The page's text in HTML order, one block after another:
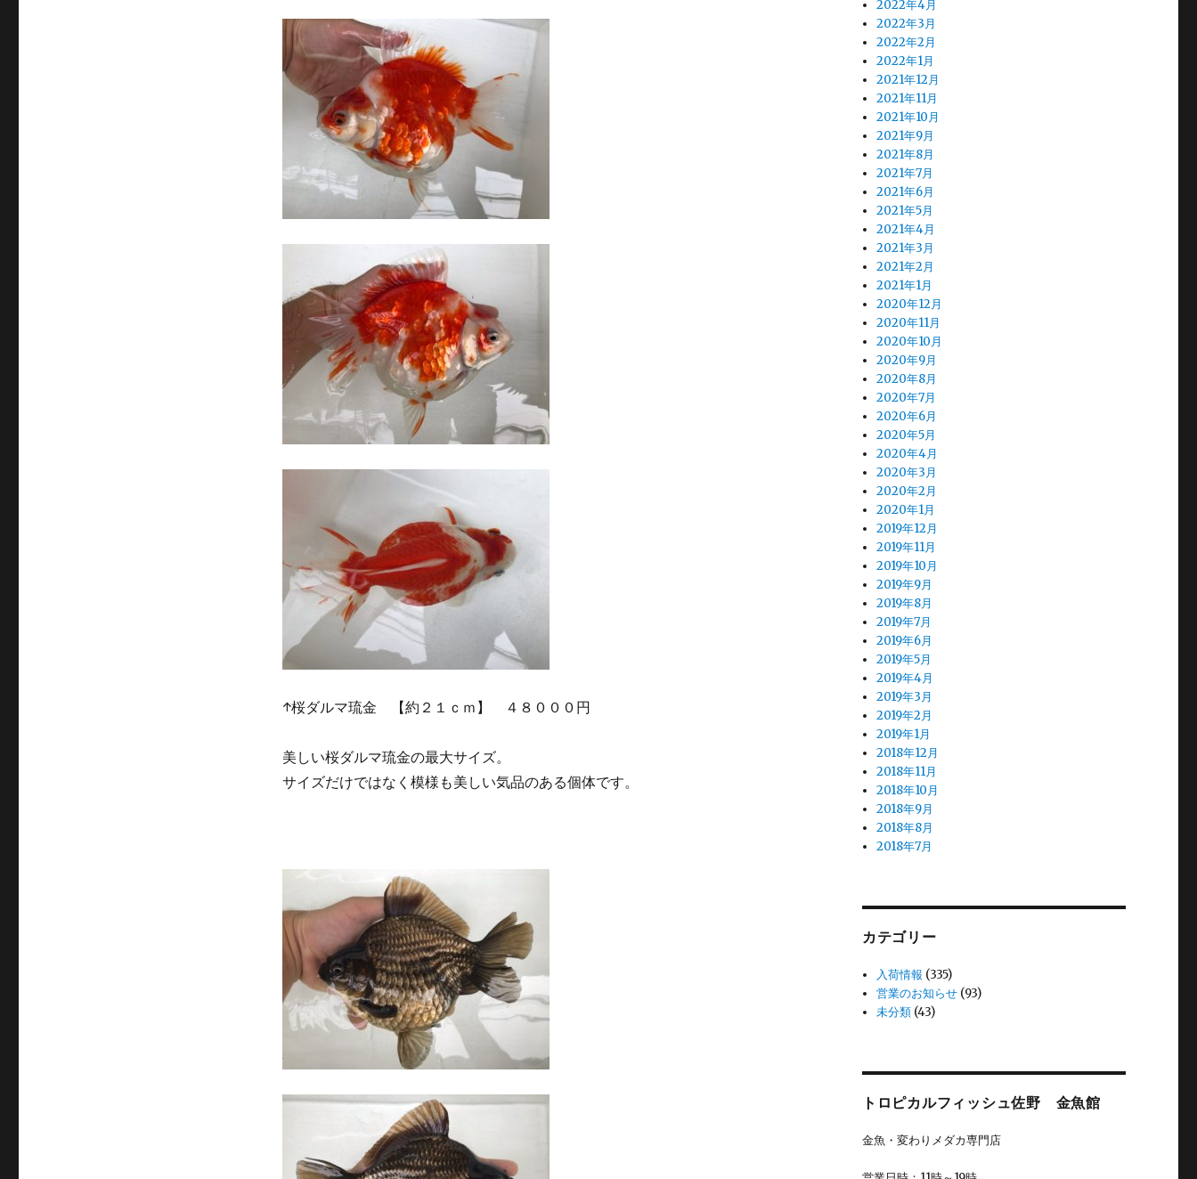
↑桜ダルマ琉金 【約２１ｃｍ】 ４８０００円
美しい桜ダルマ琉金の最大サイズ。
サイズだけではなく模様も美しい気品のある個体です。
2022年4月
2022年3月
2022年2月
2022年1月
2021年12月
2021年11月
2021年10月
2021年9月
2021年8月
2021年7月
2021年6月
2021年5月
2021年4月
2021年3月
2021年2月
2021年1月
2020年12月
2020年11月
2020年10月
2020年9月
2020年8月
2020年7月
2020年6月
2020年5月
2020年4月
2020年3月
2020年2月
2020年1月
2019年12月
2019年11月
2019年10月
2019年9月
2019年8月
2019年7月
2019年6月
2019年5月
2019年4月
2019年3月
2019年2月
2019年1月
2018年12月
2018年11月
2018年10月
2018年9月
2018年8月
2018年7月
カテゴリー
入荷情報 (335)
営業のお知らせ (93)
未分類 (43)
トロピカルフィッシュ佐野 金魚館
金魚・変わりメダカ専門店